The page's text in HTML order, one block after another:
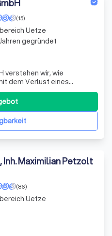
(15)
verstehen wir, wie
dem Verlust eines
Als
Ihr Wohl am Herzen. Wir
diesen schweren Zeiten zur
Planung so angeneh
Uetze
gegründet
Maximilian Petzolt
(86)
Uetze